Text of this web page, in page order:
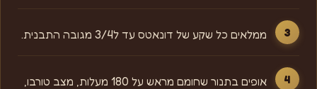
ממלאים כל שקע של דונאטס עד ל3/4 מגובה התבנית.
אופים בתנור שחומם מראש על 180 מעלות, מצב טורבו,